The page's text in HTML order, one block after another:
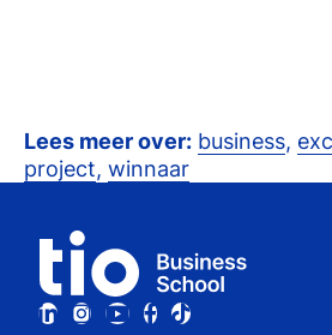
Lees meer over: business,
project, winnaar